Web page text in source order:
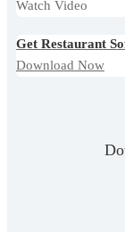
Watch Video
Get Restaurant
Download Now